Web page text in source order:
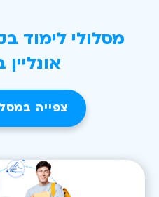
מסלולי לימוד
צפייה